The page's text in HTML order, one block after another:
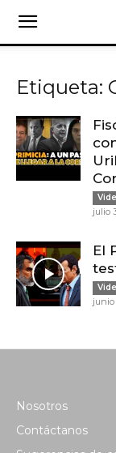
Etiqueta:
julio
El
junio
Nosotros
Contáctanos